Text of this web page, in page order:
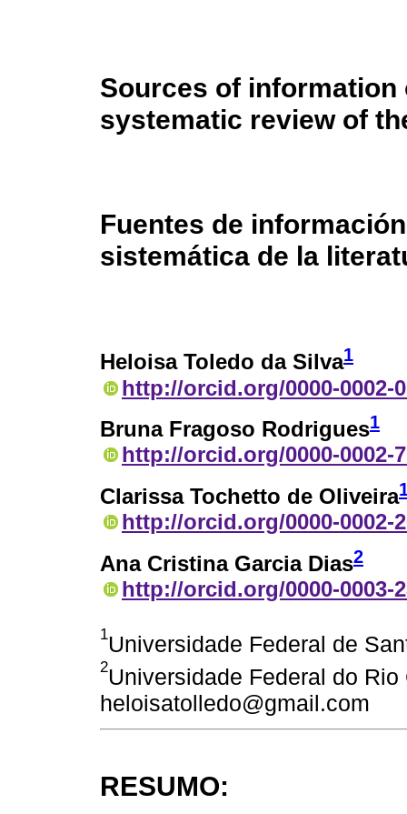
Sources of information
systematic review of
Fuentes de
sistemática de la
Heloisa Toledo da Silva1
http://orcid.org/0000-0002-
Bruna Fragoso Rodrigues1
http://orcid.org/0000-0002-
Clarissa Tochetto de Oliveira
http://orcid.org/0000-0002-
Ana Cristina Garcia Dias2
http://orcid.org/0000-0003-
1Universidade Federal de
2Universidade Federal do
heloisatolledo@gmail.com
RESUMO: